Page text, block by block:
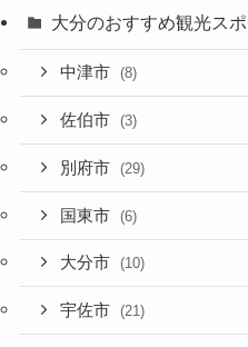
大分のおすすめ観光スポ
中津市 (8)
佐伯市 (3)
別府市 (29)
国東市 (6)
大分市 (10)
宇佐市 (21)